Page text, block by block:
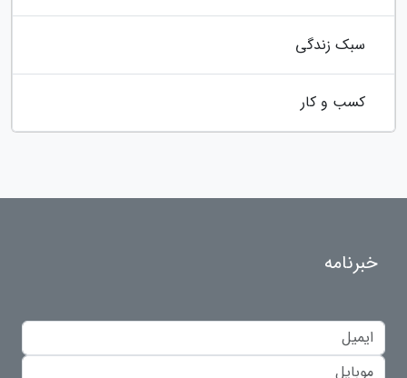
سبک زندگی
کسب و کار
خبرنامه